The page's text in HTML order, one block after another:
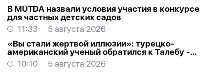
В MÜTDA назвали условия участия в конкурсе
для частных детских садов
11:33
5 августа 2026
«Вы стали жертвой иллюзии»: турецко-
американский ученый обратился к Талебу -
ОТКРЫТОЕ ПИСЬМО
10:10
5 августа 2026